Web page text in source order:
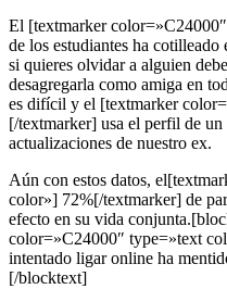
El [textmarker
de los estudiantes ha
si quieres olvidar a alguien
desagregarla como amiga en
es difícil y el [textmarker
[/textmarker] usa el perfil de
actualizaciones de nuestro ex.
Aún con estos datos,
color»] 72%[/textmarker] de
efecto en su vida
color=»C24000″ type=»text
intentado ligar online ha
[/blocktext]